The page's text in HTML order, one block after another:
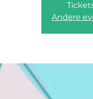
Andere